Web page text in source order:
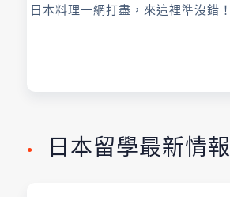
日本料理一網打盡，來這裡準沒錯！
● 日本留學最新情報